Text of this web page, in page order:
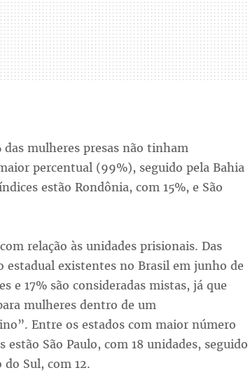
mulheres presas não tinham
percentual (99%), seguido pela Bahia
estão Rondônia, com 15%, e São
relação às unidades prisionais. Das
estadual existentes no Brasil em junho de
e 17% são consideradas mistas, já que
mulheres dentro de um
Entre os estados com maior número
São Paulo, com 18 unidades, seguido
do Sul, com 12.